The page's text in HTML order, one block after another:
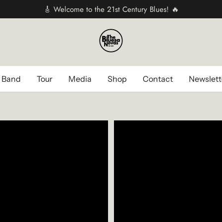
🎸 Welcome to the 21st Century Blues! 🔥
Tour Media Shop Contact